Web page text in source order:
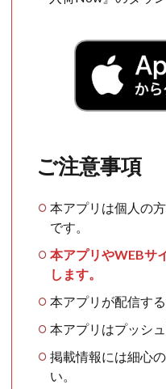
ご注意事項
本アプリは個人の
です。
本アプリやWEBサ
します。
本アプリが配信す
本アプリはプッシ
掲載情報には細心
い。